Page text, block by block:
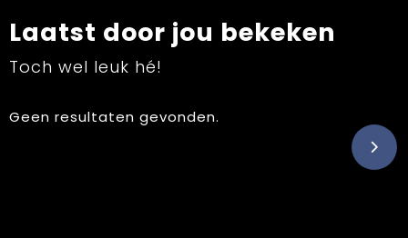
Laatst door jou bekeken
Toch wel leuk hé!
Geen resultaten gevonden.